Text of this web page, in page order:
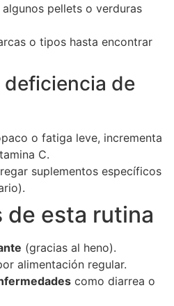
pellets o verduras
o tipos hasta encontrar
deficiencia de
o fatiga leve, incrementa
C.
suplementos específicos
de esta rutina
(gracias al heno).
alimentación regular.
como diarrea o